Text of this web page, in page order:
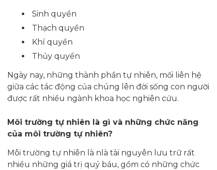
Sinh quyển
Thạch quyển
Khí quyển
Thủy quyển
Ngày nay, những thành phần tự nhiên, mối liên hệ
giữa các tác động của chúng lên đời sống con người
được rất nhiều ngành khoa học nghiên cứu.
Môi trường tự nhiên là gì và những chức năng
của môi trường tự nhiên?
Môi trường tự nhiên là nlà tài nguyên lưu trữ rất
nhiều những giá trị quý báu, gồm có những chức